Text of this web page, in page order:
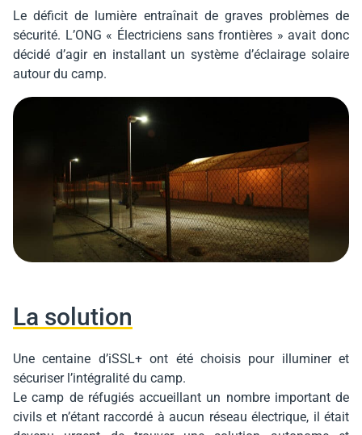
Le déficit de lumière entraînait de graves problèmes de
sécurité. L’ONG « Électriciens sans frontières » avait donc
décidé d’agir en installant un système d’éclairage solaire
autour du camp.
La solution
Une centaine d’iSSL+ ont été choisis pour illuminer et
sécuriser l’intégralité du camp.
Le camp de réfugiés accueillant un nombre important de
civils et n’étant raccordé à aucun réseau électrique, il était